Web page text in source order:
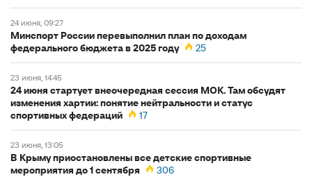
24 июня, 09:27
Минспорт России перевыполнил план по доходам
федерального бюджета в 2025 году
25
23 июня, 14:45
24 июня стартует внеочередная сессия МОК. Там обсудят
изменения хартии: понятие нейтральности и статус
спортивных федераций
17
23 июня, 13:05
В Крыму приостановлены все детские спортивные
мероприятия до 1 сентября
306